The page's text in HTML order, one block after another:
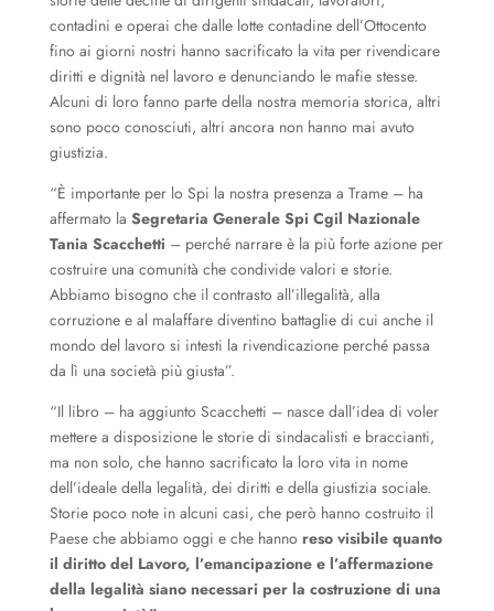
contadini e operai che dalle lotte contadine dell’Ottocento
fino ai giorni nostri hanno sacrificato la vita per rivendicare
diritti e dignità nel lavoro e denunciando le mafie stesse.
Alcuni di loro fanno parte della nostra memoria storica, altri
sono poco conosciuti, altri ancora non hanno mai avuto
giustizia.
“È importante per lo Spi la nostra presenza a Trame – ha
affermato la Segretaria Generale Spi Cgil Nazionale
Tania Scacchetti – perché narrare è la più forte azione per
costruire una comunità che condivide valori e storie.
Abbiamo bisogno che il contrasto all’illegalità, alla
corruzione e al malaffare diventino battaglie di cui anche il
mondo del lavoro si intesti la rivendicazione perché passa
da lì una società più giusta”.
“Il libro – ha aggiunto Scacchetti – nasce dall’idea di voler
mettere a disposizione le storie di sindacalisti e braccianti,
ma non solo, che hanno sacrificato la loro vita in nome
dell’ideale della legalità, dei diritti e della giustizia sociale.
Storie poco note in alcuni casi, che però hanno costruito il
Paese che abbiamo oggi e che hanno reso visibile quanto
il diritto del Lavoro, l’emancipazione e l’affermazione
della legalità siano necessari per la costruzione di una